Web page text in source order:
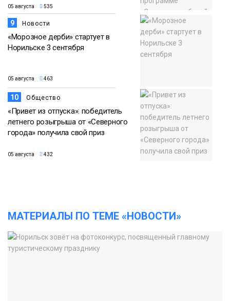
05 августа 535
9 Новости
«Морозное дерби» стартует в
Норильске 3 сентября
05 августа 463
10 Общество
«Привет из отпуска»: победитель
летнего розыгрыша от «Северного
города» получила свой приз
05 августа 432
МАТЕРИАЛЫ ПО ТЕМЕ «НОВОСТИ»